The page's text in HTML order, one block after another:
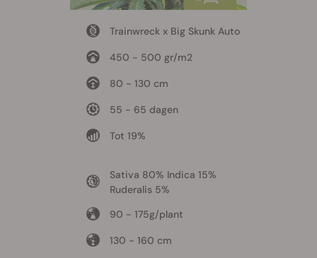
Trainwreck x Big Skunk Auto
450 - 500 gr/m2
80 - 130 cm
55 - 65 dagen
Tot 19%
Sativa 80% Indica 15%
Ruderalis 5%
90 - 175g/plant
130 - 160 cm